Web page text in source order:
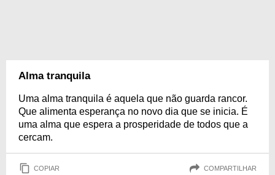
Alma tranquila
Uma alma tranquila é aquela que não guarda rancor.
Que alimenta esperança no novo dia que se inicia. É
uma alma que espera a prosperidade de todos que a
cercam.
COPIAR COMPARTILHAR